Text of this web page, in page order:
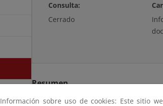
Consulta:
Cerrado
Resumen
Información sobre uso de cookies: Este sitio